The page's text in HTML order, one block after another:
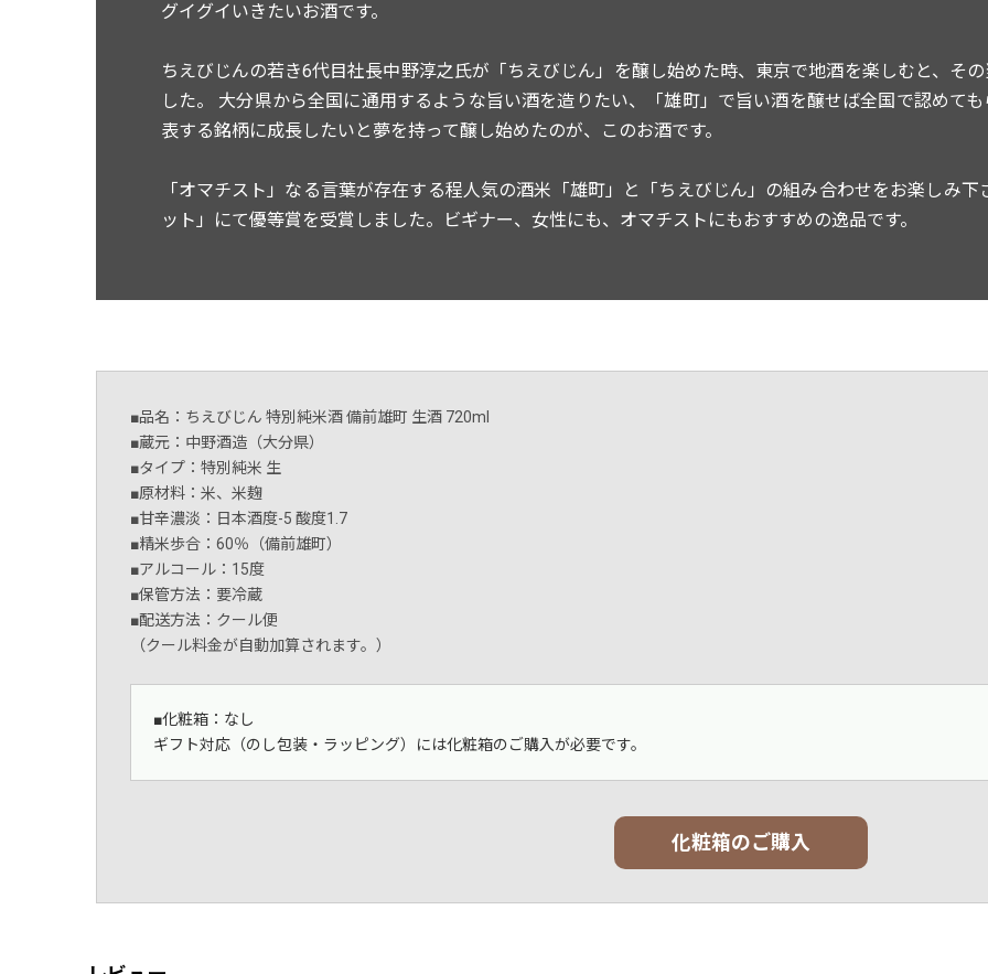
グイグイいきたいお酒です。
ちえびじんの若き6代目社長中野淳之氏が「ちえびじん」を醸し始めた時、東京で地酒を楽しむと、そ
した。 大分県から全国に通用するような旨い酒を造りたい、「雄町」で旨い酒を醸せば全国で認めて
表する銘柄に成長したいと夢を持って醸し始めたのが、このお酒です。
「オマチスト」なる言葉が存在する程人気の酒米「雄町」と「ちえびじん」の組み合わせをお楽しみ
ット」にて優等賞を受賞しました。ビギナー、女性にも、オマチストにもおすすめの逸品です。
■品名：ちえびじん 特別純米酒 備前雄町 生酒 720ml
■蔵元：中野酒造（大分県）
■タイプ：特別純米 生
■原材料：米、米麹
■甘辛濃淡：日本酒度-5 酸度1.7
■精米歩合：60％（備前雄町）
■アルコール：15度
■保管方法：要冷蔵
■配送方法：クール便
（クール料金が自動加算されます。）
■化粧箱：なし
ギフト対応（のし包装・ラッピング）には化粧箱のご購入が必要です。
化粧箱のご購入